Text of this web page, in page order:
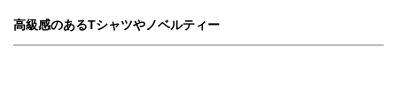
高級感のあるTシャツやノベルティー